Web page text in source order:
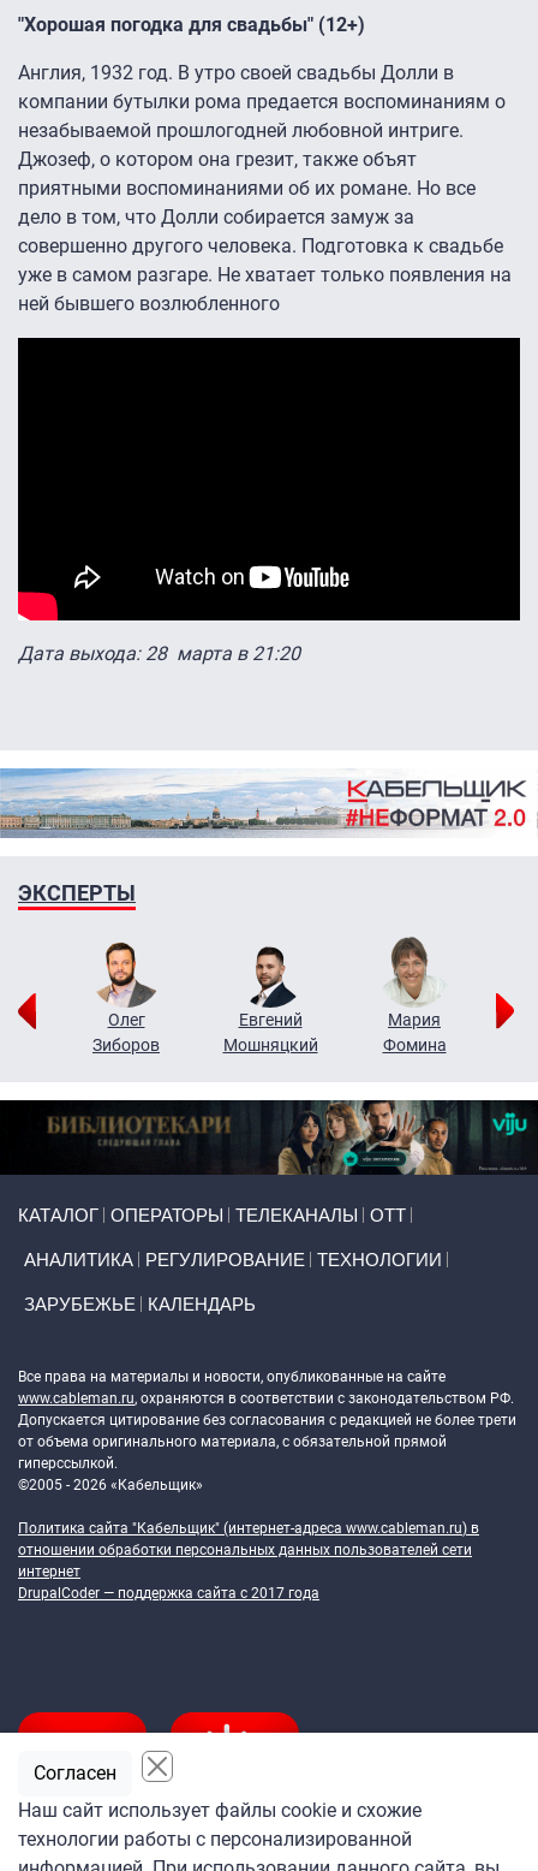
"Хорошая погодка для свадьбы" (12+)
Англия, 1932 год. В утро своей свадьбы Долли в
компании бутылки рома предается воспоминаниям о
незабываемой прошлогодней любовной интриге.
Джозеф, о котором она грезит, также объят
приятными воспоминаниями об их романе. Но все
дело в том, что Долли собирается замуж за
совершенно другого человека. Подготовка к свадьбе
уже в самом разгаре. Не хватает только появления на
ней бывшего возлюбленного
Дата выхода: 28 марта в 21:20
ЭКСПЕРТЫ
Олег
Зиборов
Евгений
Мошняцкий
Мария
Фомина
КАТАЛОГ ОПЕРАТОРЫ ТЕЛЕКАНАЛЫ ОТТ
АНАЛИТИКА РЕГУЛИРОВАНИЕ ТЕХНОЛОГИИ
ЗАРУБЕЖЬЕ КАЛЕНДАРЬ
Все права на материалы и новости, опубликованные на сайте
www.cableman.ru, охраняются в соответствии с законодательством РФ.
Допускается цитирование без согласования с редакцией не более трети
от объема оригинального материала, с обязательной прямой
гиперссылкой.
©2005 - 2026 «Кабельщик»
Политика сайта "Кабельщик" (интернет-адреса www.cableman.ru) в
отношении обработки персональных данных пользователей сети
интернет
DrupalCoder — поддержка сайта c 2017 года
Подпишитесь
Наш сайт использует файлы cookie и схожие
технологии работы с персонализированной
Согласен